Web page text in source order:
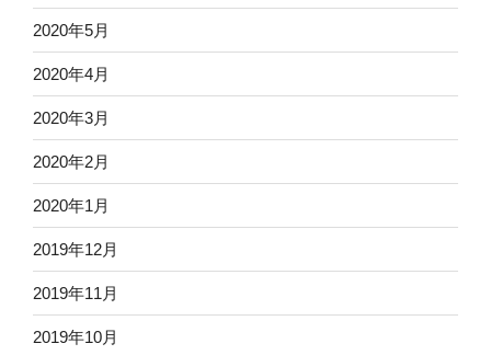
2020年5月
2020年4月
2020年3月
2020年2月
2020年1月
2019年12月
2019年11月
2019年10月